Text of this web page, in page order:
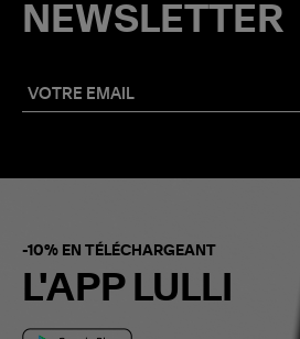
NEWSLETTER
-10% EN TÉLÉCHARGEANT
L'APP LULLI